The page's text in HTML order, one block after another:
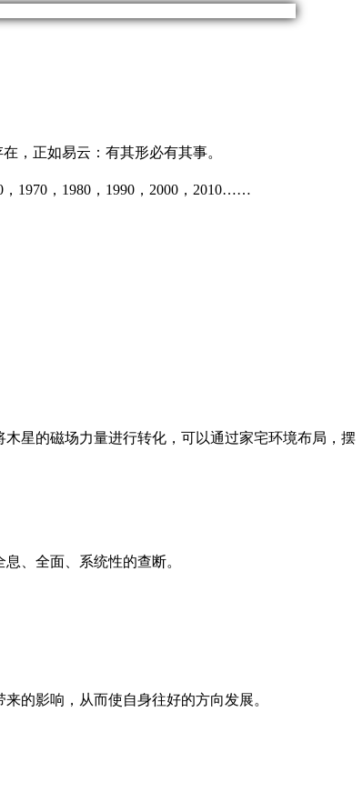
，正如易云：有其形必有其事。
1970，1980，1990，2000，2010……
星的磁场力量进行转化，可以通过家宅环境布局，摆
、全面、系统性的查断。
的影响，从而使自身往好的方向发展。